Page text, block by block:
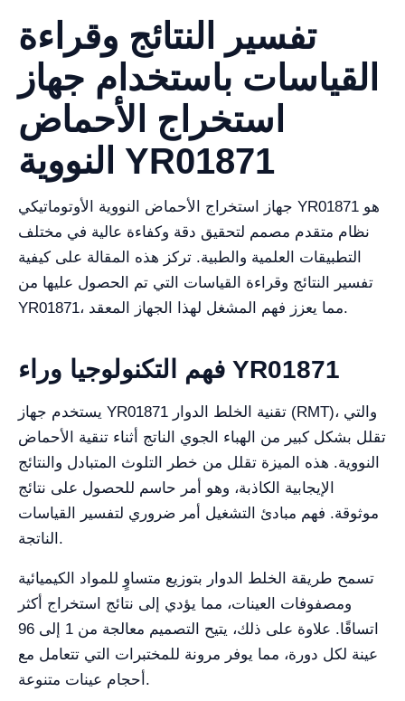
تفسير النتائج وقراءة
القياسات باستخدام جهاز
استخراج الأحماض
النووية YR01871
جهاز استخراج الأحماض النووية الأوتوماتيكي YR01871 هو
نظام متقدم مصمم لتحقيق دقة وكفاءة عالية في مختلف
التطبيقات العلمية والطبية. تركز هذه المقالة على كيفية
تفسير النتائج وقراءة القياسات التي تم الحصول عليها من
YR01871، مما يعزز فهم المشغل لهذا الجهاز المعقد.
فهم التكنولوجيا وراء YR01871
يستخدم جهاز YR01871 تقنية الخلط الدوار (RMT)، والتي
تقلل بشكل كبير من الهباء الجوي الناتج أثناء تنقية الأحماض
النووية. هذه الميزة تقلل من خطر التلوث المتبادل والنتائج
الإيجابية الكاذبة، وهو أمر حاسم للحصول على نتائج
موثوقة. فهم مبادئ التشغيل أمر ضروري لتفسير القياسات
الناتجة.
تسمح طريقة الخلط الدوار بتوزيع متساوٍ للمواد الكيميائية
ومصفوفات العينات، مما يؤدي إلى نتائج استخراج أكثر
اتساقًا. علاوة على ذلك، يتيح التصميم معالجة من 1 إلى 96
عينة لكل دورة، مما يوفر مرونة للمختبرات التي تتعامل مع
أحجام عينات متنوعة.